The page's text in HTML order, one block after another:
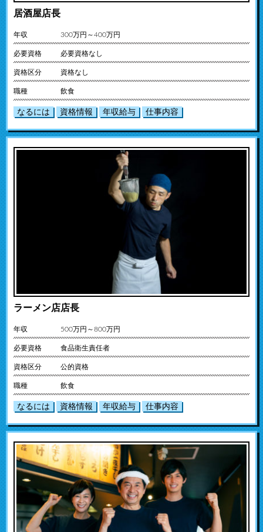
居酒屋店長
年収 300万円～400万円
必要資格 必要資格なし
資格区分 資格なし
職種 飲食
なるには 資格情報 年収給与 仕事内容
ラーメン店店長
年収 500万円～800万円
必要資格 食品衛生責任者
資格区分 公的資格
職種 飲食
なるには 資格情報 年収給与 仕事内容